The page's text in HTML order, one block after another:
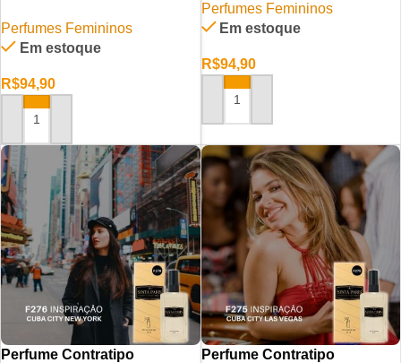
Perfumes Femininos
Em estoque
R$94,90
ADICIONAR AO CARRINHO
Perfumes Femininos
Em estoque
R$94,90
ADICIONAR AO CARRINHO
Perfume Contratipo
Perfume Contratipo